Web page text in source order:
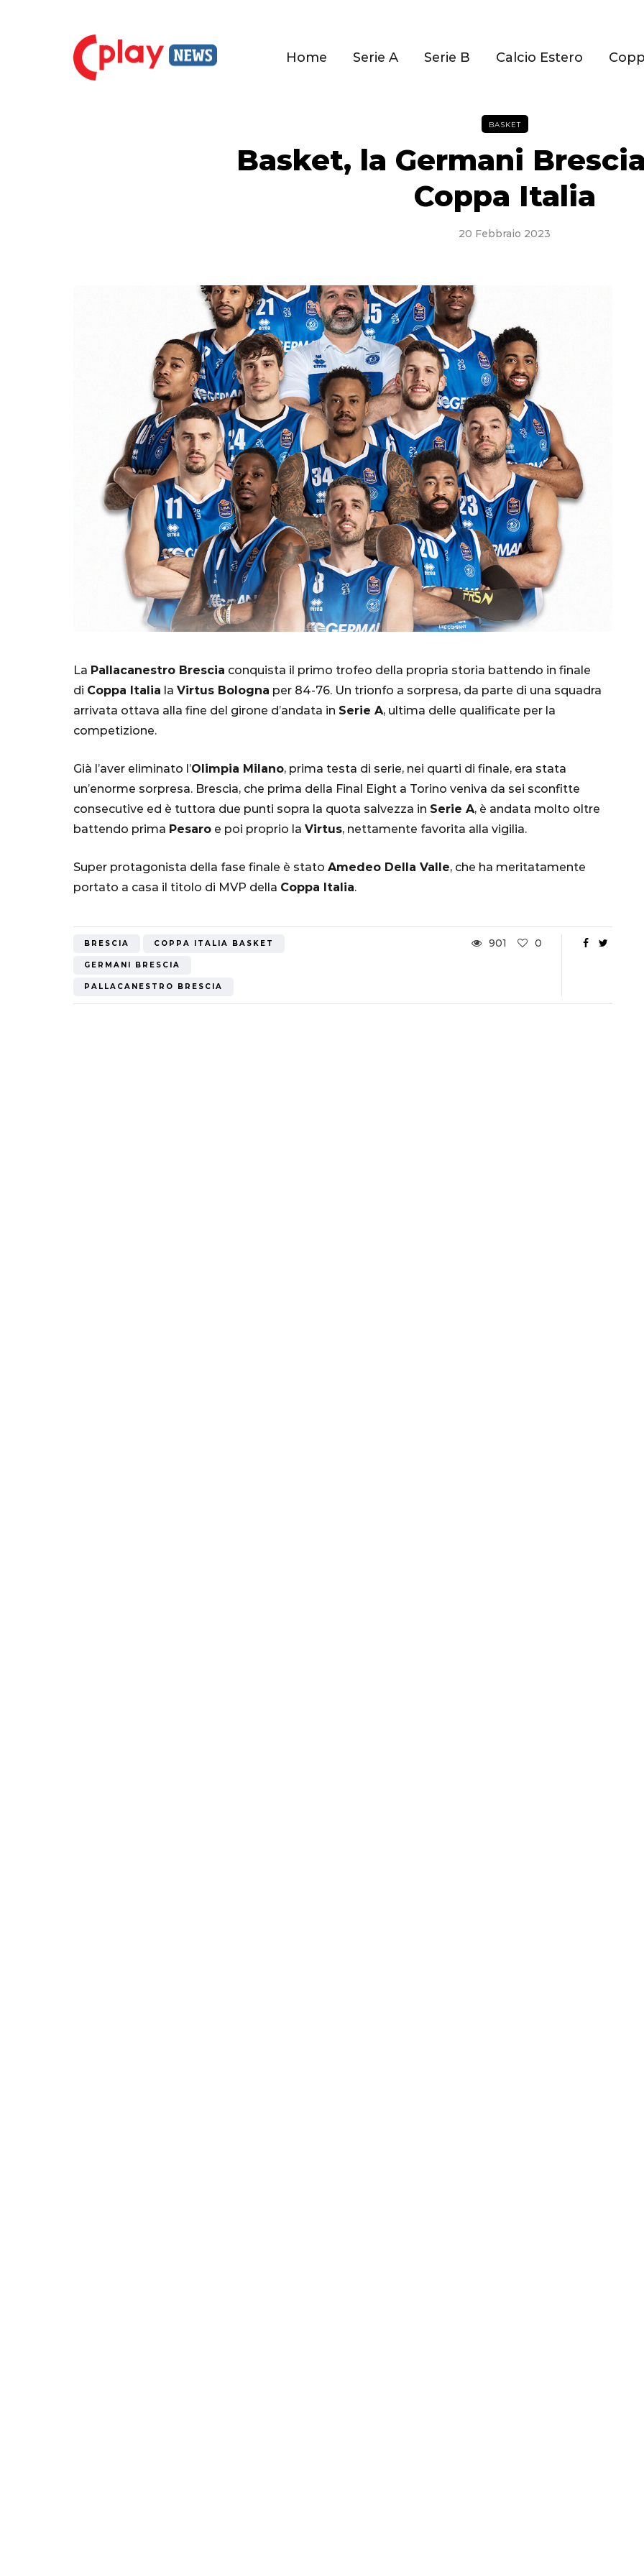
Home Serie A Serie B Calcio Estero
BASKET
Basket, la Germani
Coppa Italia
20 Febbraio 2023
La Pallacanestro Brescia conquista il primo trofeo della propria storia battendo in finale
di Coppa Italia la Virtus Bologna per 84-76. Un trionfo a sorpresa, da parte di una squadra
arrivata ottava alla fine del girone d’andata in Serie A, ultima delle qualificate per la
competizione.
Già l’aver eliminato l’Olimpia Milano, prima testa di serie, nei quarti di finale, era stata
un’enorme sorpresa. Brescia, che prima della Final Eight a Torino veniva da sei sconfitte
consecutive ed è tuttora due punti sopra la quota salvezza in Serie A, è andata molto oltre
battendo prima Pesaro e poi proprio la Virtus, nettamente favorita alla vigilia.
Super protagonista della fase finale è stato Amedeo Della Valle, che ha meritatamente
portato a casa il titolo di MVP della Coppa Italia.
BRESCIA COPPA ITALIA BASKET
GERMANI BRESCIA
PALLACANESTRO BRESCIA
901 0
Lautaro Martinez,
"Bayern? Pensa
Mondiale"
CALCIO
Qatar 2022, Brasile